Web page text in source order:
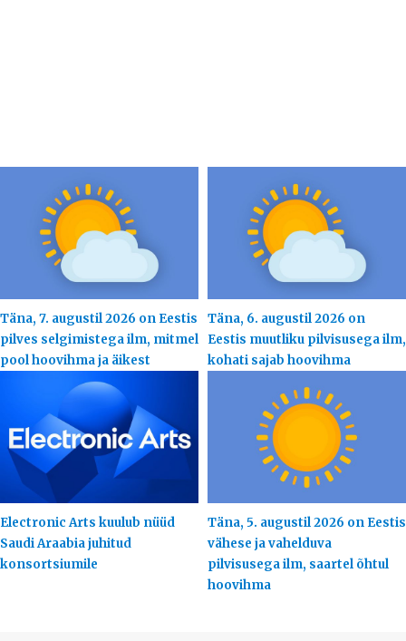
Täna, 7. augustil 2026 on Eestis
pilves selgimistega ilm, mitmel
pool hoovihma ja äikest
Täna, 6. augustil 2026 on
Eestis muutliku pilvisusega ilm,
kohati sajab hoovihma
Electronic Arts kuulub nüüd
Saudi Araabia juhitud
konsortsiumile
Täna, 5. augustil 2026 on Eestis
vähese ja vahelduva
pilvisusega ilm, saartel õhtul
hoovihma